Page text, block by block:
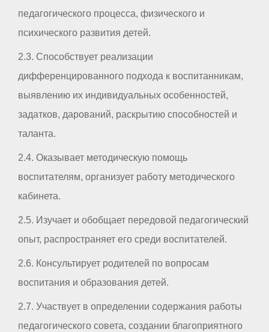
педагогического процесса, физического и
психического развития детей.
2.3. Способствует реализации
дифференцированного подхода к воспитанникам,
выявлению их индивидуальных особенностей,
задатков, дарований, раскрытию способностей и
таланта.
2.4. Оказывает методическую помощь
воспитателям, организует работу методического
кабинета.
2.5. Изучает и обобщает передовой педагогический
опыт, распространяет его среди воспитателей.
2.6. Консультирует родителей по вопросам
воспитания и образования детей.
2.7. Участвует в определении содержания работы
педагогического совета, создании благоприятного